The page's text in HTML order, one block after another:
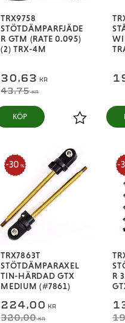
TRX9758
STÖTDÄMPARFJÄDE
R GTM (RATE 0.095)
(2) TRX-4M
30,63 KR
43,75KR
Lägg till i
KÖP
TRX7863T
STÖTDÄMPARAXEL
TIN-HÄRDAD GTX
MEDIUM (#7861)
224,00 KR
320,00KR
30 %
R